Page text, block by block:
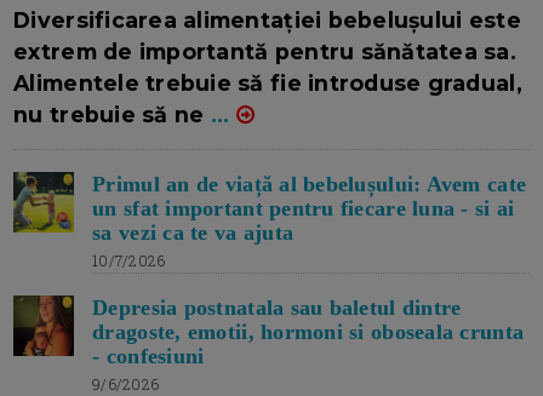
Diversificarea alimentației bebelușului este
extrem de importantă pentru sănătatea sa.
Alimentele trebuie să fie introduse gradual,
nu trebuie să ne ...
Primul an de viață al bebelușului: Avem cate
un sfat important pentru fiecare luna - si ai
sa vezi ca te va ajuta
10/7/2026
Depresia postnatala sau baletul dintre
dragoste, emotii, hormoni si oboseala crunta
- confesiuni
9/6/2026